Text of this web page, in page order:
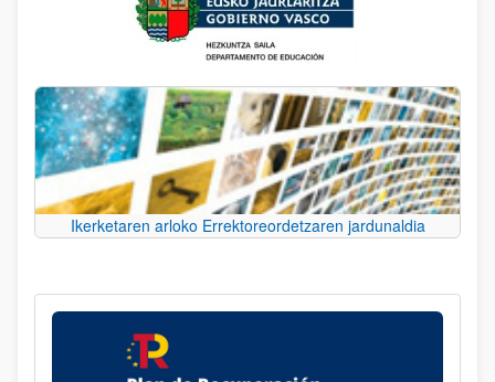
Ikerketaren arloko Errektoreordetzaren jardunaldia